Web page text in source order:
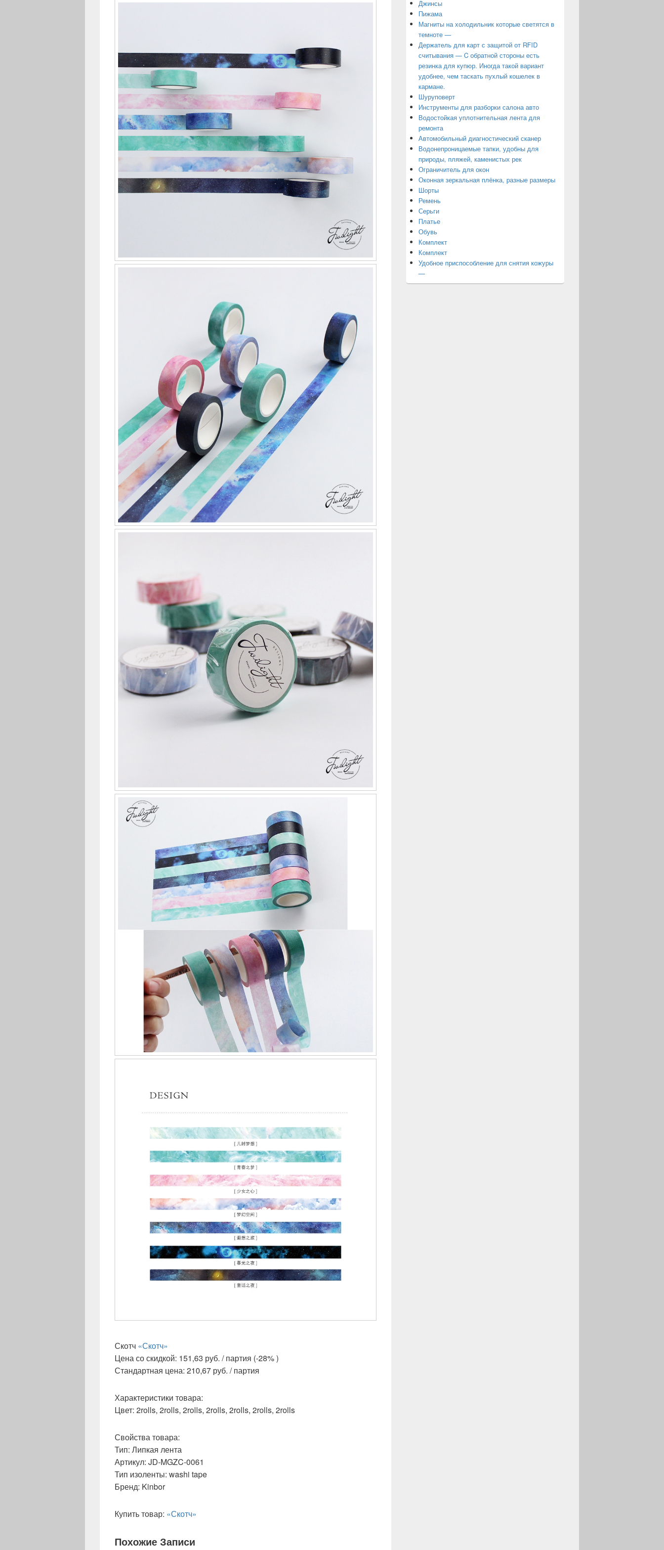
Скотч «Скотч»
Цена со скидкой: 151,63 руб. / партия (-28% )
Стандартная цена: 210,67 руб. / партия
Характеристики товара:
Цвет: 2rolls, 2rolls, 2rolls, 2rolls, 2rolls, 2rolls, 2rolls
Свойства товара:
Тип: Липкая лента
Артикул: JD-MGZC-0061
Тип изоленты: washi tape
Бренд: Kinbor
Купить товар: «Скотч»
Похожие Записи
Джинсы
Пижама
Магниты на холодильник которые светятся в
темноте —
Держатель для карт с защитой от RFID
считывания — C обратной стороны есть
резинка для купюр. Иногда такой вариант
удобнее, чем таскать пухлый кошелек в
кармане.
Шуруповерт
Инструменты для разборки салона авто
Водостойкая уплотнительная лента для
ремонта
Автомобильный диагностический сканер
Водонепроницаемые тапки, удобны для
природы, пляжей, каменистых рек
Ограничитель для окон
Оконная зеркальная плёнка, разные размеры
Шорты
Ремень
Серьги
Платье
Обувь
Комплект
Комплект
Удобное приспособление для снятия кожуры
—